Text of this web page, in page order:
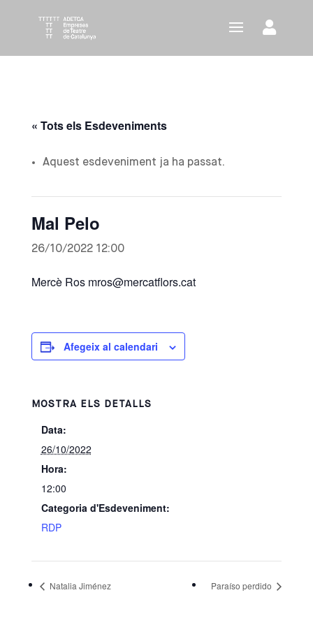
« Tots els Esdeveniments
Aquest esdeveniment ja ha passat.
Mal Pelo
26/10/2022 12:00
Mercè Ros mros@mercatflors.cat
Afegeix al calendari
MOSTRA ELS DETALLS
Data:
26/10/2022
Hora:
12:00
Categoria d'Esdeveniment:
RDP
Natalia Jiménez Paraíso perdido